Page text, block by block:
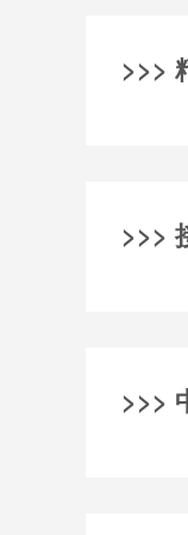
>>>
>>>
>>>